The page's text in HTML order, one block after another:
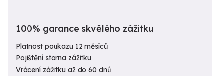
100% garance skvělého zážitku
Platnost poukazu 12 měsíců
Pojištění storna zážitku
Vrácení zážitku až do 60 dnů